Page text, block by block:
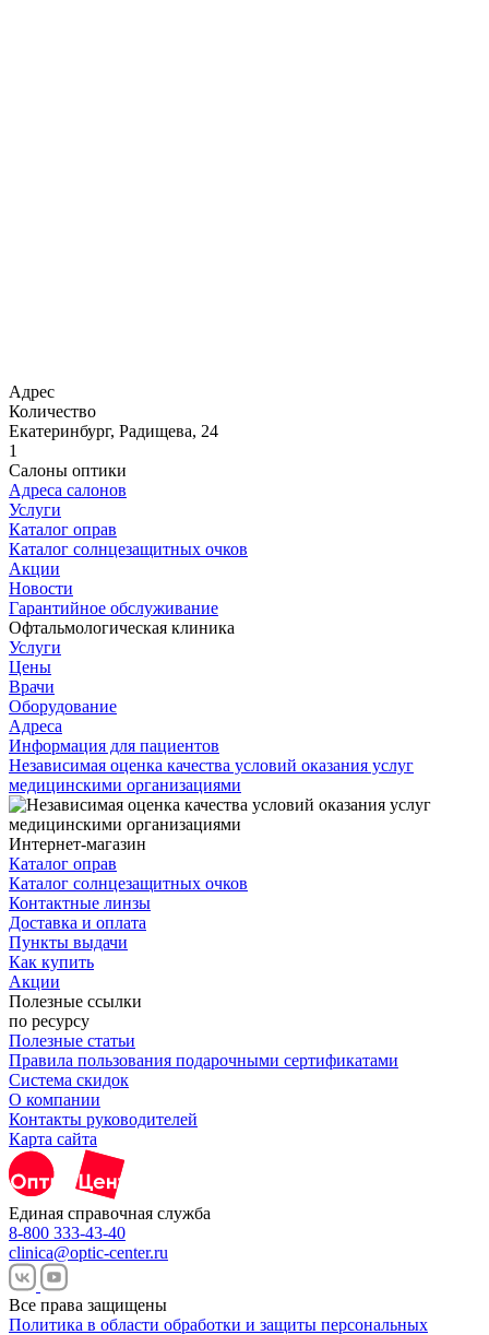
Адрес
Количество
Екатеринбург, Радищева, 24
1
Салоны оптики
Адреса салонов
Услуги
Каталог оправ
Каталог солнцезащитных очков
Акции
Новости
Гарантийное обслуживание
Офтальмологическая клиника
Услуги
Цены
Врачи
Оборудование
Адреса
Информация для пациентов
Независимая оценка качества условий оказания услуг
медицинскими организациями
Интернет-магазин
Каталог оправ
Каталог солнцезащитных очков
Контактные линзы
Доставка и оплата
Пункты выдачи
Как купить
Акции
Полезные ссылки
по ресурсу
Полезные статьи
Правила пользования подарочными сертификатами
Система скидок
О компании
Контакты руководителей
Карта сайта
Единая справочная служба
8-800 333-43-40
clinica@optic-center.ru
Все права защищены
Политика в области обработки и защиты персональных